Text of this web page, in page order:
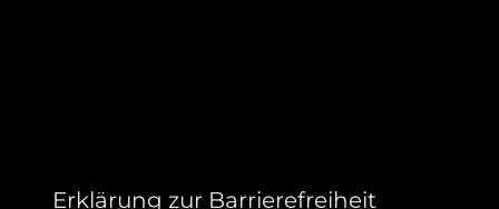
Erklärung zur Barrierefreiheit